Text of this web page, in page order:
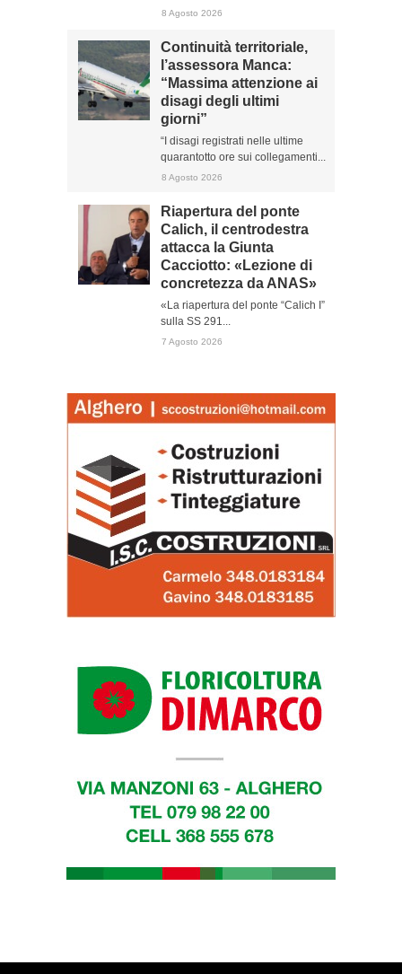
8 Agosto 2026
Continuità territoriale,
l’assessora Manca:
“Massima attenzione ai
disagi degli ultimi
giorni”
“I disagi registrati nelle ultime
quarantotto ore sui collegamenti...
8 Agosto 2026
Riapertura del ponte
Calich, il centrodestra
attacca la Giunta
Cacciotto: «Lezione di
concretezza da ANAS»
«La riapertura del ponte “Calich I”
sulla SS 291...
7 Agosto 2026